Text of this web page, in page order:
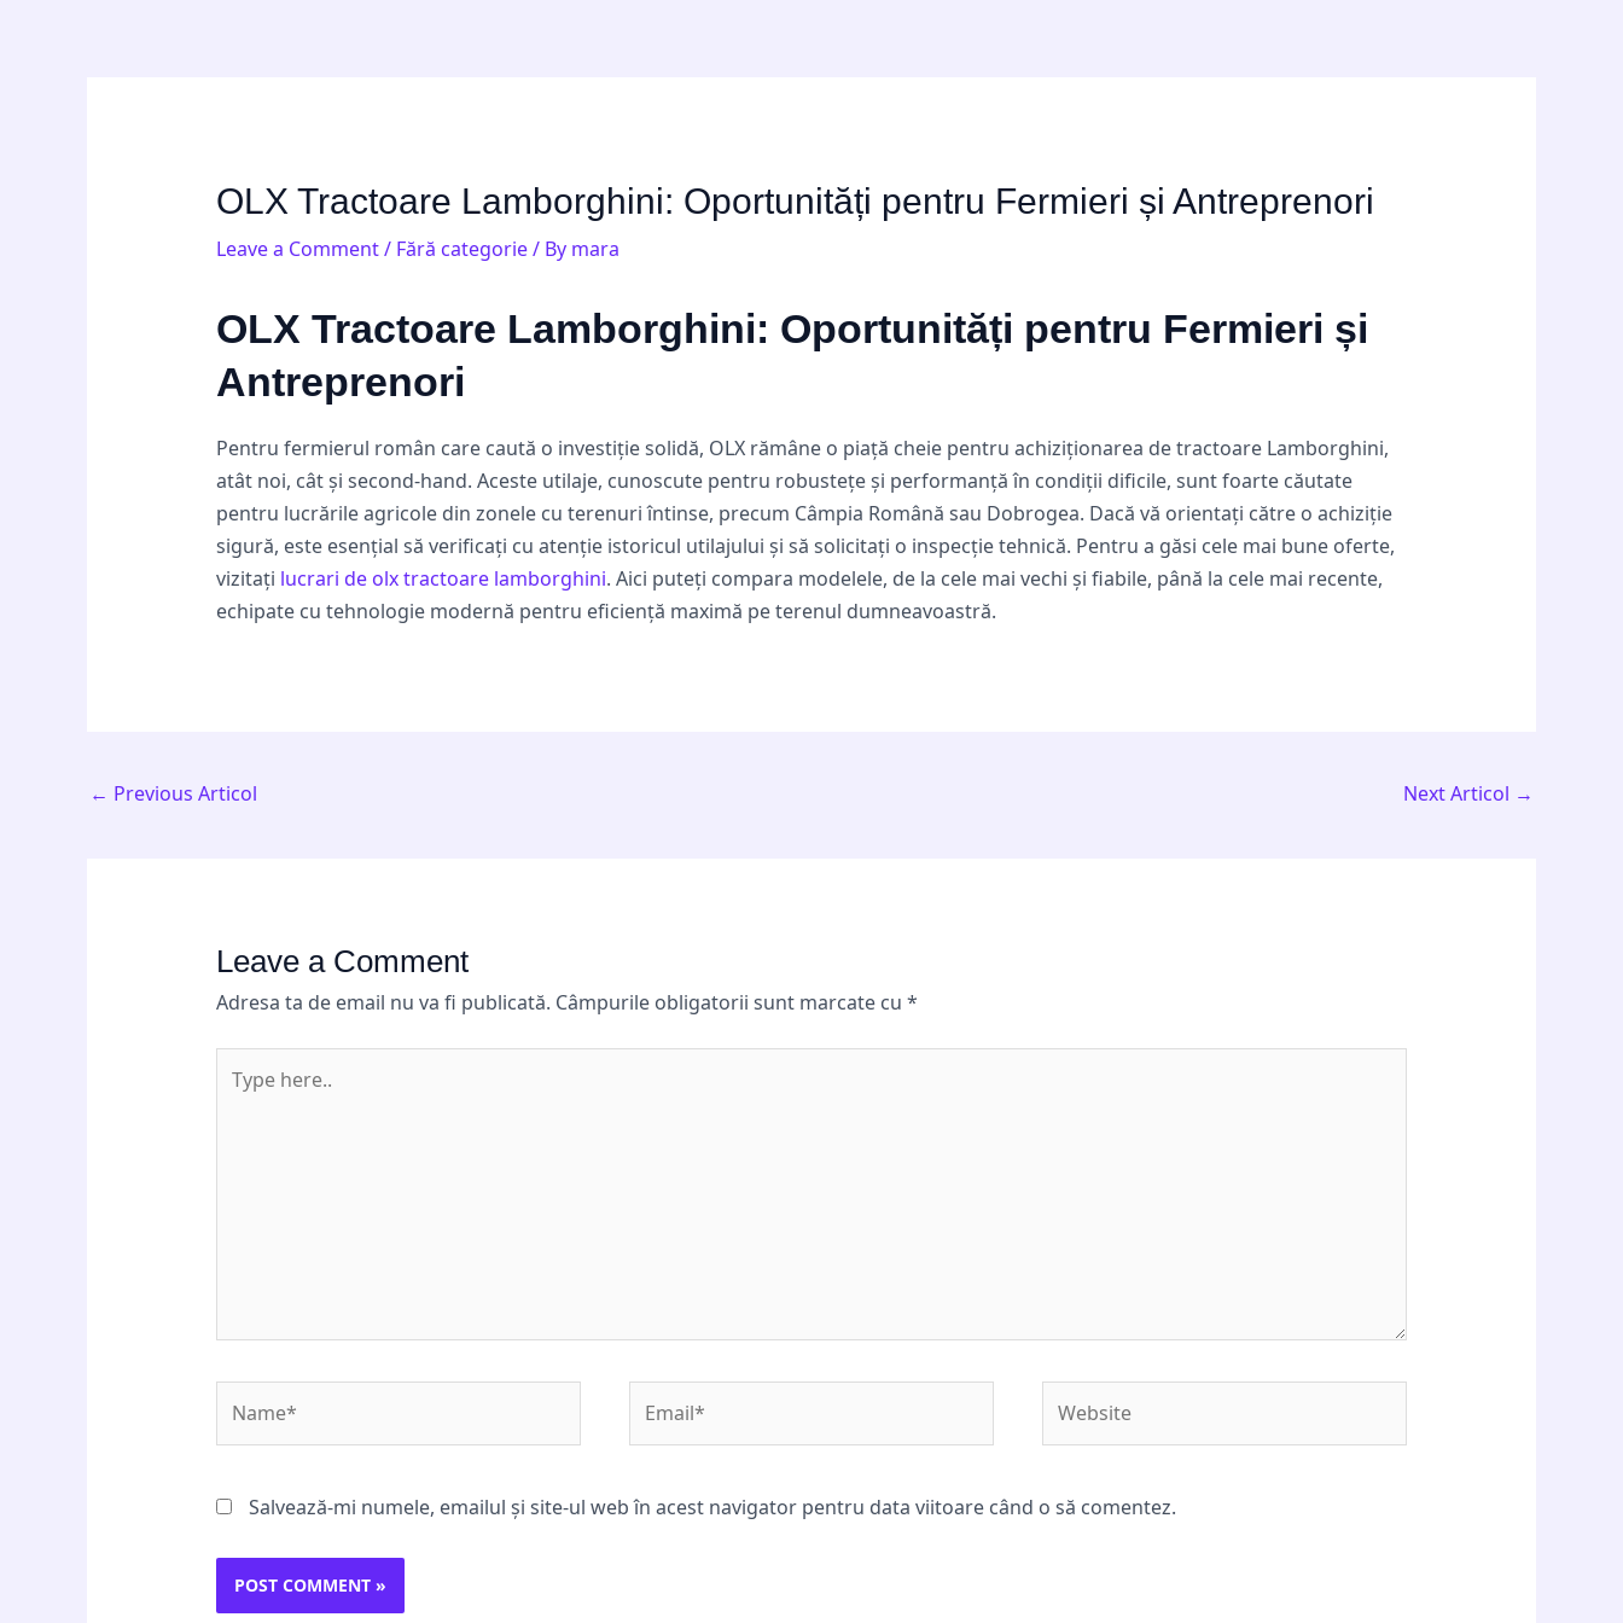
OLX Tractoare Lamborghini: Oportunități pentru Fermieri și Antreprenori
Leave a Comment/ Fără categorie/ By mara
OLX Tractoare Lamborghini: Oportunități pentru Fermieri și
Antreprenori
Pentru fermierul român care caută o investiție solidă, OLX rămâne o piață cheie pentru achiziționarea de tractoare Lamborghini,
atât noi, cât și second-hand. Aceste utilaje, cunoscute pentru robustețe și performanță în condiții dificile, sunt foarte căutate
pentru lucrările agricole din zonele cu terenuri întinse, precum Câmpia Română sau Dobrogea. Dacă vă orientați către o achiziție
sigură, este esențial să verificați cu atenție istoricul utilajului și să solicitați o inspecție tehnică. Pentru a găsi cele mai bune oferte,
vizitați lucrari de olx tractoare lamborghini. Aici puteți compara modelele, de la cele mai vechi și fiabile, până la cele mai recente,
echipate cu tehnologie modernă pentru eficiență maximă pe terenul dumneavoastră.
← Previous Articol Next Articol →
Leave a Comment
Adresa ta de email nu va fi publicată. Câmpurile obligatorii sunt marcate cu *
here..
Salvează-mi numele, emailul și site-ul web în acest navigator pentru data viitoare când o să comentez.